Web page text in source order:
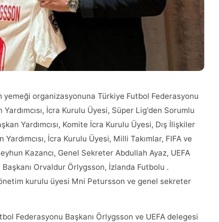
organizasyonuna Türkiye Futbol Federasyonu
İcra Kurulu Üyesi, Süper Lig'den Sorumlu
Yardımcısı, Komite İcra Kurulu Üyesi, Dış İlişkiler
İcra Kurulu Üyesi, Milli Takımlar, FIFA ve
Kazancı, Genel Sekreter Abdullah Ayaz, UEFA
Orvaldur Örlygsson, İzlanda Futbolu .
kurulu üyesi Mni Petursson ve genel sekreter
Federasyonu Başkanı Örlygsson ve UEFA delegesi